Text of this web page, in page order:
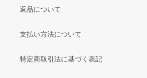
返品について
支払い方法について
特定商取引法に基づく表記